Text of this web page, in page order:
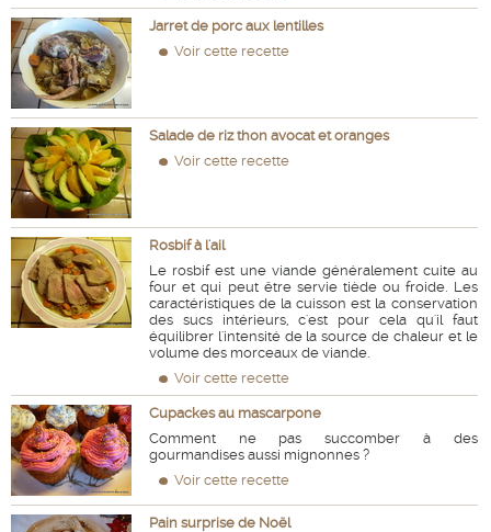
Jarret de porc aux lentilles
Voir cette recette
Salade de riz thon avocat et oranges
Voir cette recette
Rosbif à l'ail
Le rosbif est une viande généralement cuite au
four et qui peut être servie tiède ou froide. Les
caractéristiques de la cuisson est la conservation
des sucs intérieurs, c'est pour cela qu'il faut
équilibrer l'intensité de la source de chaleur et le
volume des morceaux de viande.
Voir cette recette
Cupackes au mascarpone
Comment ne pas succomber à des
gourmandises aussi mignonnes ?
Voir cette recette
Pain surprise de Noël